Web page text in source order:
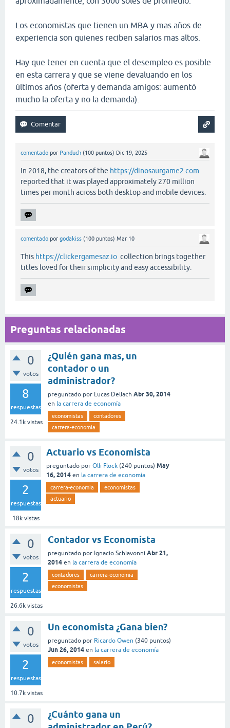
Los economistas que tienen un MBA y mas años de
experiencia son quienes reciben salarios mas altos.
Hay que tener en cuenta que el desempleo es posible
en esta carrera y que se viene devaluando en los
últimos años (oferta y demanda amigos: aumentó
mucho la oferta y no la demanda).
comentado por Panduch (100 puntos) Dic 19, 2025
In 2018, the creators of the https://dinosaurgame2.com
reported that it was played approximately 270 million
times per month across both desktop and mobile devices.
comentado por godakiss (100 puntos) Mar 10
This https://clickergamesaz.io collection brings together
titles loved for their simplicity and easy accessibility.
Preguntas relacionadas
0
votos
8
respuestas
24.1k vistas
¿Quién gana mas, un
contador o un
administrador?
preguntado por Lucas Dellach Abr 30, 2014
en la carrera de economía
economistas
contadores
carrera-economia
0
votos
2
respuestas
18kvistas
Actuario vs Economista
preguntado por Olli Flock (240 puntos) May
16, 2014 en la carrera de economía
carrera-economia
economistas
actuario
0
votos
2
respuestas
26.6k vistas
Contador vs Economista
preguntado por Ignacio Schiavonni Abr 21,
2014 en la carrera de economía
contadores
carrera-economia
economistas
0
votos
2
respuestas
10.7k vistas
Un economista ¿Gana bien?
preguntado por Ricardo Owen (340 puntos)
Jun 26, 2014 en la carrera de economía
economistas salario
0
¿Cuánto gana un